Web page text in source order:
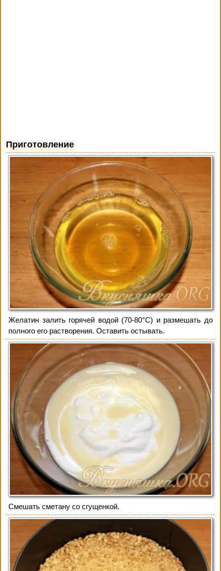
Приготовление
Желатин залить горячей водой (70-80°С) и размешать до
полного его растворения. Оставить остывать.
Смешать сметану со сгущенкой.